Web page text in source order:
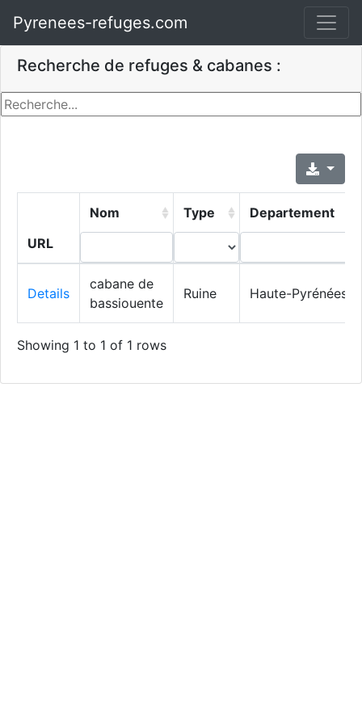
Pyrenees-refuges.com
Recherche de refuges & cabanes :
URL
Nom Type Departement
Details
cabane de
bassiouente
Ruine Haute-Pyrénées
Showing 1 to 1 of 1 rows